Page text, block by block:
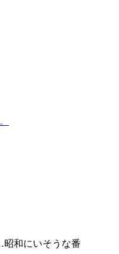
和にいそうな番